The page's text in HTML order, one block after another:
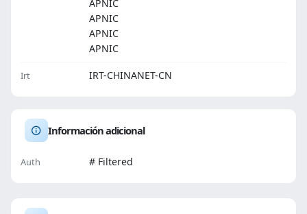
APNIC
APNIC
APNIC
APNIC
Irt IRT-CHINANET-CN
Información adicional
Auth # Filtered